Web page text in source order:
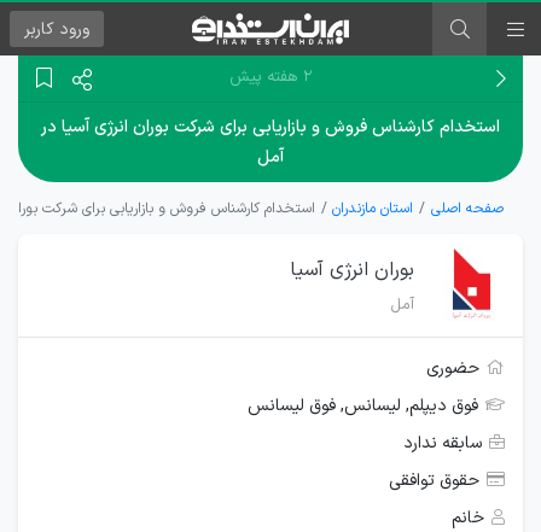
ورود کاربر
۲ هفته پیش
استخدام کارشناس فروش و بازاریابی برای شرکت بوران انرژی آسیا در
آمل
صفحه اصلی استان مازندران استخدام کارشناس فروش و بازاریابی برای شرکت بوران
بوران انرژی آسیا
آمل
حضوری
فوق دیپلم, لیسانس, فوق لیسانس
سابقه ندارد
حقوق توافقی
خانم